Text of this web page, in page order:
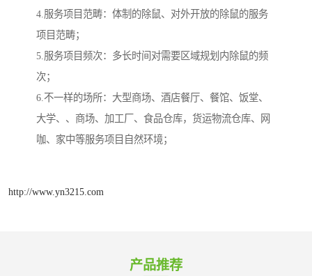
4.服务项目范畴：体制的除鼠、对外开放的除鼠的服务
项目范畴；
5.服务项目频次：多长时间对需要区域规划内除鼠的频
次；
6.不一样的场所：大型商场、酒店餐厅、餐馆、饭堂、
大学、、商场、加工厂、食品仓库，货运物流仓库、网
咖、家中等服务项目自然环境；
http://www.yn3215.com
产品推荐